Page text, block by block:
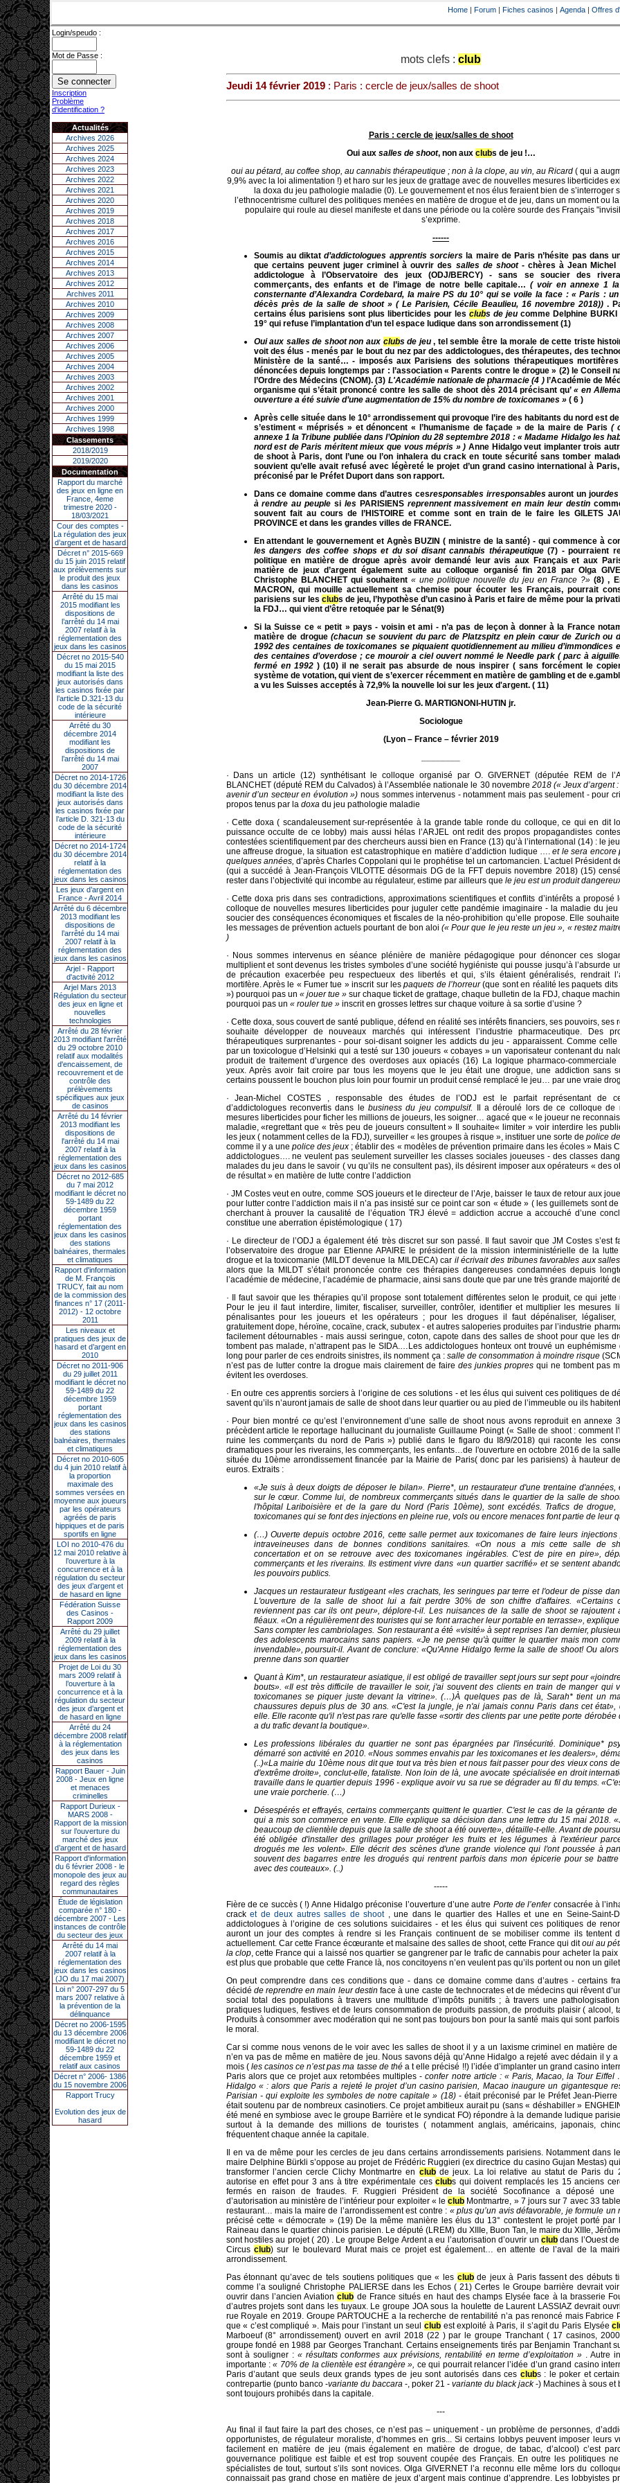
Home | Forum | Fiches casinos | Agenda | Offres
Login/speudo :
Mot de Passe :
Inscription
Problème
d'identification ?
Actualités
Archives 2026
Archives 2025
Archives 2024
Archives 2023
Archives 2022
Archives 2021
Archives 2020
Archives 2019
Archives 2018
Archives 2017
Archives 2016
Archives 2015
Archives 2014
Archives 2013
Archives 2012
Archives 2011
Archives 2010
Archives 2009
Archives 2008
Archives 2007
Archives 2006
Archives 2005
Archives 2004
Archives 2003
Archives 2002
Archives 2001
Archives 2000
Archives 1999
Archives 1998
Classements
2018/2019
2019/2020
Documentation
Rapport du marché
des jeux en ligne en
France, 4eme
trimestre 2020 -
18/03/2021
Cour des comptes -
La régulation des jeux
d’argent et de hasard
Décret n° 2015-669
du 15 juin 2015 relatif
aux prélèvements sur
le produit des jeux
dans les casinos
Arrêté du 15 mai
2015 modifiant les
dispositions de
l’arrêté du 14 mai
2007 relatif à la
réglementation des
jeux dans les casinos
Décret no 2015-540
du 15 mai 2015
modifiant la liste des
jeux autorisés dans
les casinos fixée par
l’article D.321-13 du
code de la sécurité
intérieure
Arrêté du 30
décembre 2014
modifiant les
dispositions de
l’arrêté du 14 mai
2007
Décret no 2014-1726
du 30 décembre 2014
modifiant la liste des
jeux autorisés dans
les casinos fixée par
l’article D. 321-13 du
code de la sécurité
intérieure
Décret no 2014-1724
du 30 décembre 2014
relatif à la
réglementation des
jeux dans les casinos
Les jeux d’argent en
France - Avril 2014
Arrêté du 6 décembre
2013 modifiant les
dispositions de
l’arrêté du 14 mai
2007 relatif à la
réglementation des
jeux dans les casinos
Arjel - Rapport
d'activité 2012
Arjel Mars 2013
Régulation du secteur
des jeux en ligne et
nouvelles
technologies
Arrêté du 28 février
2013 modifiant l'arrêté
du 29 octobre 2010
relatif aux modalités
d'encaissement, de
recouvrement et de
contrôle des
prélèvements
spécifiques aux jeux
de casinos
Arrêté du 14 février
2013 modifiant les
dispositions de
l'arrêté du 14 mai
2007 relatif à la
réglementation des
jeux dans les casinos
Décret no 2012-685
du 7 mai 2012
modifiant le décret no
59-1489 du 22
décembre 1959
portant
réglementation des
jeux dans les casinos
des stations
balnéaires, thermales
et climatiques
Rapport d'information
de M. François
TRUCY, fait au nom
de la commission des
finances n° 17 (2011-
2012) - 12 octobre
2011
Les niveaux et
pratiques des jeux de
hasard et d’argent en
2010
Décret no 2011-906
du 29 juillet 2011
modifiant le décret no
59-1489 du 22
décembre 1959
portant
réglementation des
jeux dans les casinos
des stations
balnéaires, thermales
et climatiques
Décret no 2010-605
du 4 juin 2010 relatif à
la proportion
maximale des
sommes versées en
moyenne aux joueurs
par les opérateurs
agréés de paris
hippiques et de paris
sportifs en ligne
LOI no 2010-476 du
12 mai 2010 relative à
l’ouverture à la
concurrence et à la
régulation du secteur
des jeux d’argent et
de hasard en ligne
Fédération Suisse
des Casinos -
Rapport 2009
Arrêté du 29 juillet
2009 relatif à la
réglementation des
jeux dans les casinos
Projet de Loi du 30
mars 2009 relatif à
l’ouverture à la
concurrence et à la
régulation du secteur
des jeux d’argent et
de hasard en ligne
Arrêté du 24
décembre 2008 relatif
à la réglementation
des jeux dans les
casinos
Rapport Bauer - Juin
2008 - Jeux en ligne
et menaces
criminelles
Rapport Durieux -
MARS 2008 -
Rapport de la mission
sur l’ouverture du
marché des jeux
d’argent et de hasard
Rapport d'information
du 6 février 2008 - le
monopole des jeux au
regard des règles
communautaires
Étude de législation
comparée n° 180 -
décembre 2007 - Les
instances de contrôle
du secteur des jeux
Arrêté du 14 mai
2007 relatif à la
réglementation des
jeux dans les casinos
(JO du 17 mai 2007)
Loi n° 2007-297 du 5
mars 2007 relative à
la prévention de la
délinquance
Décret no 2006-1595
du 13 décembre 2006
modifiant le décret no
59-1489 du 22
décembre 1959 et
relatif aux casinos
Décret n° 2006- 1386
du 15 novembre 2006
Rapport Trucy
Evolution des jeux de
hasard
mots clefs : club
Jeudi 14 février 2019: Paris : cercle de jeux/salles de shoot
Paris : cercle de jeux/salles de shoot
Oui aux salles de shoot, non aux clubs de jeu !…
oui au pétard, au coffee shop, au cannabis thérapeutique ; non à la clope, au vin, au Ricard ( qui a
9,9% avec la loi alimentation !) et haro sur les jeux de grattage avec de nouvelles mesures liberticides
la doxa du jeu pathologie maladie (0). Le gouvernement et nos élus feraient bien de s’interroger
l’ethnocentrisme culturel des politiques menées en matière de drogue et de jeu, dans un moment ou
populaire qui roule au diesel manifeste et dans une période ou la colère sourde des Français
s’exprime.
------
Soumis au diktatd’addictologues apprentis sorciersla maire de Paris n’hésite pas dans
que certains peuvent juger criminel à ouvrir des salles de shoot- chères à Jean Michel
addictologue à l’Observatoire des jeux (ODJ/BERCY) - sans se soucier des
commerçants, des enfants et de l’image de notre belle capitale…( voir en annexe 1
consternante d’Alexandra Cordebard, la maire PS du 10° qui se voile la face : « Paris :
décès près de la salle de shoot » ( Le Parisien, Cécile Beaulieu, 16 novembre 2018)).
certains élus parisiens sont plus liberticides pour lesclubs de jeu comme Delphine
19° qui refuse l’implantation d’un tel espace ludique dans son arrondissement (1)
Oui aux salles de shoot non aux clubs de jeu, tel semble être la morale de cette triste
voit des élus - menés par le bout du nez par des addictologues, des thérapeutes, des
Ministère de la santé… - imposés aux Parisiens des solutions thérapeutiques
dénoncées depuis longtemps par : l’association « Parents contre le drogue » (2) le Conseil
l’Ordre des Médecins (CNOM). (3) L'Académie nationale de pharmacie (4 ) l’Académie de
organisme quis’était prononcé contre les salle de shoot dès 2014 précisant qu’« en
ouverture a été suivie d’une augmentation de 15% du nombre de toxicomanes » ( 6 )
Après celle située dans le 10° arrondissement qui provoque l’ire des habitants du nord est
s’estiment « méprisés » et dénoncent « l’humanisme de façade » de la maire de Paris (
annexe 1 la Tribune publiée dans l’Opinion du 28 septembre 2018 : « Madame Hidalgo les
nord est de Paris méritent mieux que vous mépris » ) Anne Hidalgo veut implanter trois
de shoot à Paris, dont l’une ou l’on inhalera du crack en toute sécurité sans tomber
souvient qu’elle avait refusé avec légèreté le projet d’un grand casino international à
préconisé par le Préfet Duport dans son rapport.
Dans ce domaine comme dans d’autres cesresponsables irresponsablesauront un jour
à rendre au peuple si les PARISIENS reprennent massivement en main leur destin
souvent fait au cours de l’HISTOIRE et comme sont en train de le faire les GILETS
PROVINCE et dans les grandes villes de FRANCE.
En attendant le gouvernement et Agnès BUZIN ( ministre de la santé) - qui commence à
les dangers des coffee shops et du soi disant cannabis thérapeutique(7) - pourraient
politique en matière de drogue après avoir demandé leur avis aux Français et aux
matière de jeux d’argent également suite au colloque organisé fin 2018 par Olga
Christophe BLANCHET qui souhaitent « une politique nouvelle du jeu en France ?»(8) ,
MACRON, qui mouille actuellement sa chemise pour écouter les Français, pourrait
parisiens sur les clubs de jeu, l’hypothèse d’un casino à Paris et faire de même pour la
la FDJ… qui vient d’être retoquée par le Sénat(9)
Si la Suisse ce « petit » pays - voisin et ami - n’a pas de leçon à donner à la France
matière de drogue (chacun se souvient du parc de Platzspitz en plein cœur de Zurich ou
1992 des centaines de toxicomanes se piquaient quotidiennement au milieu d’immondices
des centaines d’overdose ; ce mouroir a ciel ouvert nommé le Needle park ( parc à
fermé en 1992 ) (10) il ne serait pas absurde de nous inspirer ( sans forcément le
système de votation, qui vient de s’exercer récemment en matière de gambling et de
a vu les Suisses acceptés à 72,9% la nouvelle loi sur les jeux d'argent. ( 11)
Jean-Pierre G. MARTIGNONI-HUTIN jr.
Sociologue
(Lyon – France – février 2019
· Dans un article (12) synthétisant le colloque organisé par O. GIVERNET (députée REM de
BLANCHET (député REM du Calvados) à l’Assemblée nationale le 30 novembre 2018 (« Jeux d’argent
avenir d’un secteur en évolution »)nous sommes intervenus - notamment mais pas seulement - pour
propos tenus par la doxa du jeu pathologie maladie
· Cette doxa ( scandaleusement sur-représentée à la grande table ronde du colloque, ce qui en dit
puissance occulte de ce lobby) mais aussi hélas l’ARJEL ont redit des propos propagandistes
contestées scientifiquement par des chercheurs aussi bien en France (13) qu’à l’international (14) : le
une affreuse drogue, la situation est catastrophique en matière d’addiction ludique ….et le sera encore
quelques années, d’après Charles Coppolani qui le prophétise tel un cartomancien. L’actuel Président
(qui a succédé à Jean-François VILOTTE désormais DG de la FFT depuis novembre 2018) (15)
rester dans l’objectivité qui incombe au régulateur, estime par ailleurs que le jeu est un produit
· Cette doxa pris dans ses contradictions, approximations scientifiques et conflits d’intérêts a proposé
colloque de nouvelles mesures liberticides pour juguler cette pandémie imaginaire - la maladie du jeu
soucier des conséquences économiques et fiscales de la néo-prohibition qu’elle propose. Elle
les messages de prévention actuels pourtant de bon aloi(« Pour que le jeu reste un jeu », « restez
)
· Nous sommes intervenus en séance plénière de manière pédagogique pour dénoncer ces
multiplient et sont devenus les tristes symboles d’une société hygiéniste qui pousse jusqu’à l’absurde
de précaution exacerbée peu respectueux des libertés et qui, s’ils étaient généralisés, rendrait
mortifère. Après le « Fumer tue » inscrit sur lespaquets de l’horreur(que sont en réalité les paquets dits
») pourquoi pas un « jouer tue »sur chaque ticket de grattage, chaque bulletin de la FDJ, chaque
pourquoi pas un « rouler tue »inscrit en grosses lettres sur chaque voiture à sa sortie d’usine ?
· Cette doxa, sous couvert de santé publique, défend en réalité ses intérêts financiers, ses pouvoirs, ses
souhaite développer de nouveaux marchés qui intéressent l’industrie pharmaceutique. Des
thérapeutiques surprenantes - pour soi-disant soigner les addicts du jeu - apparaissent. Comme celle
par un toxicologue d’Helsinki qui a testé sur 130 joueurs « cobayes » un vaporisateur contenant du
produit de traitement d’urgence des overdoses aux opiacés (16) La logique pharmaco-commerciale
yeux. Après avoir fait croire par tous les moyens que le jeu était une drogue, une addiction sans
certains poussent le bouchon plus loin pour fournir un produit censé remplacé le jeu… par une vraie
· Jean-Michel COSTES , responsable des études de l’ODJ est le parfait représentant de
d’addictologues reconvertis dans le business du jeu compulsif. Il a déroulé lors de ce colloque de
mesures liberticides pour ficher les millions de joueurs, les soigner… agacé que « le joueur ne
maladie, «regrettant que « très peu de joueurs consultent » Il souhaite« limiter » voir interdire les
les jeux ( notamment celles de la FDJ), surveiller « les groupes à risque », instituer une sorte de police
comme il y a une police des jeux ; établir des « modèles de prévention primaire dans les écoles » Mais
addictologues…. ne veulent pas seulement surveiller les classes sociales joueuses - des classes
malades du jeu dans le savoir ( vu qu’ils ne consultent pas), ils désirent imposer aux opérateurs « des
de résultat » en matière de lutte contre l’addiction
· JM Costes veut en outre, comme SOS joueurs et le directeur de l’Arje, baisser le taux de retour aux
pour lutter contre l’addiction mais il n’a pas insisté sur ce point car son « étude » ( les guillemets sont
cherchant à prouver la causalité de l’équation TRJ élevé = addiction accrue a accouché d’une
constitue une aberration épistémologique ( 17)
· Le directeur de l’ODJ a également été très discret sur son passé. Il faut savoir que JM Costes s’est
l’observatoire des drogue par Etienne APAIRE le président de la mission interministérielle de la
drogue et la toxicomanie (MILDT devenue la MILDECA) car il écrivait des tribunes favorables aux
alors que la MILDT s’était prononcée contre ces thérapies dangereuses condamnées depuis
l’académie de médecine, l’académie de pharmacie, ainsi sans doute que par une très grande majorité
· Il faut savoir que les thérapies qu’il propose sont totalement différentes selon le produit, ce qui jette
Pour le jeu il faut interdire, limiter, fiscaliser, surveiller, contrôler, identifier et multiplier les mesures
pénalisantes pour les joueurs et les opérateurs ; pour les drogues il faut dépénaliser, légaliser,
gratuitement dope, héroïne, cocaïne, crack, subutex - et autres saloperies produites par l’industrie
facilement détournables - mais aussi seringue, coton, capote dans des salles de shoot pour que les
tombent pas malade, n’attrapent pas le SIDA.…Les addictologues honteux ont trouvé un
long pour parler de ces endroits sinistres, ils nomment ça : salle de consommation à moindre risque
n’est pas de lutter contre la drogue mais clairement de fairedes junkies propres qui ne tombent pas
évitent les overdoses.
· En outre ces apprentis sorciers à l’origine de ces solutions - et les élus qui suivent ces politiques de
savent qu’ils n’auront jamais de salle de shoot dans leur quartier ou au pied de l’immeuble ou ils
· Pour bien montré ce qu’est l’environnement d’une salle de shoot nous avons reproduit en annexe
précèdent article le reportage hallucinant du journaliste Guillaume Poingt (« Salle de shoot : comment
ruine les commerçants du nord de Paris ») publié dans le figaro du I8/9/2018) qui raconte les
dramatiques pour les riverains, les commerçants, les enfants…de l'ouverture en octobre 2016 de la
située du 10ème arrondissement financée par la Mairie de Paris( donc par les parisiens) à hauteur
euros. Extraits :
«Je suis à deux doigts de déposer le bilan». Pierre*, un restaurateur d'une trentaine d'années,
sur le cœur. Comme lui, de nombreux commerçants situés dans le quartier de la salle de
l'hôpital Lariboisière et de la gare du Nord (Paris 10ème), sont excédés. Trafics de drogue,
toxicomanes qui se font des injections en pleine rue, vols ou encore menaces font partie de leur
(…) Ouverte depuis octobre 2016, cette salle permet aux toxicomanes de faire leurs injections
intraveineuses dans de bonnes conditions sanitaires. «On nous a mis cette salle de
concertation et on se retrouve avec des toxicomanes ingérables. C'est de pire en pire»,
commerçants et les riverains. Ils estiment vivre dans «un quartier sacrifié» et se sentent
les pouvoirs publics.
Jacques un restaurateur fustigeant «les crachats, les seringues par terre et l'odeur de pisse
L'ouverture de la salle de shoot lui a fait perdre 30% de son chiffre d'affaires. «Certains
reviennent pas car ils ont peur», déplore-t-il. Les nuisances de la salle de shoot se rajoutent
fléaux. «On a régulièrement des touristes qui se font arracher leur portable en terrasse»,
Sans compter les cambriolages. Son restaurant a été «visité» à sept reprises l'an dernier,
des adolescents marocains sans papiers. «Je ne pense qu'à quitter le quartier mais mon
invendable», poursuit-il. Avant de conclure: «Qu'Anne Hidalgo ferme la salle de shoot! Ou
prenne dans son quartier
Quant à Kim*, un restaurateur asiatique, il est obligé de travailler sept jours sur sept pour
bouts». «Il est très difficile de travailler le soir, j'ai souvent des clients en train de manger qui
toxicomanes se piquer juste devant la vitrine». (…)À quelques pas de là, Sarah* tient un
chaussures depuis plus de 30 ans. «C'est la jungle, je n'ai jamais connu Paris dans cet état»,
elle. Elle raconte qu'il n'est pas rare qu'elle fasse «sortir des clients par une petite porte dérobée
a du trafic devant la boutique».
Les professions libérales du quartier ne sont pas épargnées par l'insécurité. Dominique*
démarré son activité en 2010. «Nous sommes envahis par les toxicomanes et les dealers»,
(..)«La mairie du 10ème nous dit que tout va très bien et nous fait passer pour des vieux cons
d'extrême droite», conclut-elle, fataliste. Non loin de là, une avocate spécialisée en droit
travaille dans le quartier depuis 1996 - explique avoir vu sa rue se dégrader au fil du temps.
une vraie porcherie. (…)
Désespérés et effrayés, certains commerçants quittent le quartier. C'est le cas de la gérante de
qui a mis son commerce en vente. Elle explique sa décision dans une lettre du 15 mai 2018.
beaucoup de clientèle depuis que la salle de shoot a été ouverte», détaille-t-elle. Avant de
été obligée d'installer des grillages pour protéger les fruits et les légumes à l'extérieur
drogués me les volent». Elle décrit des scènes d'une grande violence qui l'ont poussée à
souvent des bagarres entre les drogués qui rentrent parfois dans mon épicerie pour se
avec des couteaux». (..)
-----
Fière de ce succès ( !) Anne Hidalgo préconise l’ouverture d’une autre Porte de l’enfer consacrée à
cracket de deux autres salles de shoot , une dans le quartier des Halles et une en Seine-Saint-
addictologues à l’origine de ces solutions suicidaires - et les élus qui suivent ces politiques de
auront un jour des comptes à rendre si les Français continuent de se mobiliser comme ils tentent
actuellement. Car cette France écœurante et malsaine des salles de shoot, cette France qui ditoui au
la clop, cette France qui a laissé nos quartier se gangrener par le trafic de cannabis pour acheter la paix
est plus que probable que cette France là, nos concitoyens n’en veulent pas qu’ils portent ou non un
On peut comprendre dans ces conditions que - dans ce domaine comme dans d’autres - certains
décidé de reprendre en main leur destin face à une caste de technocrates et de médecins qui rêvent
social total des populations à travers une multitude d’impôts punitifs ; à travers une
pratiques ludiques, festives et de leurs consommation de produits passion, de produits plaisir ( alcool,
Produits à consommer avec modération qui ne sont pas toujours bon pour la santé mais qui sont
le moral.
Car si comme nous venons de le voir avec les salles de shoot il y a un laxisme criminel en matière de
n’en va pas de même en matière de jeu. Nous savons déjà qu’Anne Hidalgo a rejeté avec dédain il y
mois ( les casinos ce n’est pas ma tasse de théa t elle précisé !!) l’idée d’implanter un grand casino
Paris alors que ce projet aux retombées multiples -confer notre article : « Paris, Macao, la Tour
Hidalgo «: alors que Paris a rejeté le projet d’un casino parisien, Macao inaugure un gigantesque
Parisian - qui exploite les symboles de notre capitale » (18)- était préconisé par le Préfet Jean-Pierre
était soutenu par de nombreux casinotiers. Ce projet ambitieux aurait pu (sans « déshabiller »
été mené en symbiose avec le groupe Barrière et le syndicat FO) répondre à la demande ludique
surtout à la demande des millions de touristes ( notamment anglais, américains, japonais,
fréquentent chaque année la capitale.
Il en va de même pour les cercles de jeu dans certains arrondissements parisiens. Notamment dans
maire Delphine Bürkli s’oppose au projet de Frédéric Ruggieri (ex directrice du casino Gujan Mestas)
transformer l’ancien cercle Clichy Montmartre en clubde jeux. La loi relative au statut de Paris du
autorise en effet pour 3 ans à titre expérimentale cesclubs qui doivent remplacés les 15 anciens
fermés en raison de fraudes. F. Ruggieri Président de la société Socofinance a déposé une
d’autorisation au ministère de l’intérieur pour exploiter « leclub Montmartre, » 7 jours sur 7 avec 33
restaurant… mais la maire de l’arrondissement est contre : « plus qu’un avis défavorable, je formule un
précisé cette « démocrate » (19) De la même manière les élus du 13° contestent le projet porté par
Raineau dans le quartier chinois parisien. Le député (LREM) du XIIIe, Buon Tan, le maire du XIIIe,
sont hostiles au projet ( 20) . Le groupe Belge Ardent a eu l’autorisation d’ouvrir unclub dans l’Ouest
Circus club) sur le boulevard Murat mais ce projet est également… en attente de l’aval de la
arrondissement.
Pas étonnant qu’avec de tels soutiens politiques que « les clubde jeux à Paris fassent des débuts
comme l’a souligné Christophe PALIERSE dans les Echos ( 21) Certes le Groupe barrière devrait
ouvrir dans l’ancien Aviationclub de France situés en haut des champs Elysée face à la brasserie
d’autres projets sont dans les tuyaux. Le groupe JOA sous la houlette de Laurent LASSIAZ devrait
rue Royale en 2019. Groupe PARTOUCHE a la recherche de rentabilité n’a pas renoncé mais Fabrice
que « c’est compliqué ». Mais pour l’instant un seul clubest exploité à Paris, il s’agit du Paris Elysée
Marboeuf (8° arrondissement) ouvert en avril 2018 (22 ) par le groupe Tranchant ( 17 casinos,
groupe fondé en 1988 par Georges Tranchant. Certains enseignements tirés par Benjamin Tranchant
sont à souligner : « résultats conformes aux prévisions, rentabilité en terme d’exploitation » . Autre
importante :« 70% de la clientèle est étrangère », ce qui pourrait relancer l’idée d’un grand casino
Paris d’autant que seuls deux grands types de jeu sont autorisés dans ces clubs : le poker et
contrepartie (punto banco -variante du baccara-, poker 21 -variante du black jack-) Machines à sous et
sont toujours prohibés dans la capitale.
---
Au final il faut faire la part des choses, ce n’est pas – uniquement - un problème de personnes,
opportunistes, de régulateur moraliste, d’hommes en gris... Si certains lobbys peuvent imposer leurs
facilement en matière de jeu (mais également en matière de drogue, de tabac, d’alcool) c’est
gouvernance politique est faible et est trop souvent coupée des Français. En outre les politiques
spécialistes de tout, surtout s’ils sont novices. Olga GIVERNET l’a reconnu elle même lors du
connaissait pas grand chose en matière de jeux d’argent mais continue d’apprendre. Les lobbyistes